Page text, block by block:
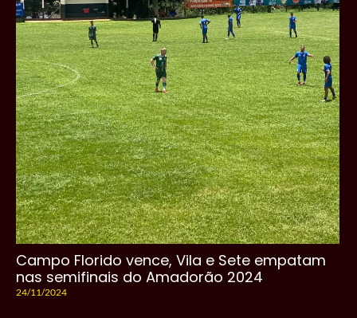
Campo Florido vence, Vila e Sete empatam
nas semifinais do Amadorão 2024
24/11/2024